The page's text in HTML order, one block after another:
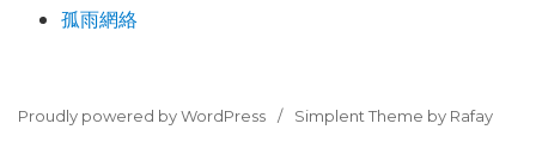
孤雨網絡
Proudly powered by WordPress Simplent Theme by Rafay